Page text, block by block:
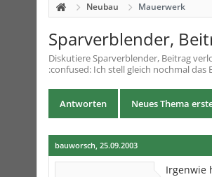
Neubau Mauerwerk
Sparverblender,
DiskutiereSparverblender, Beitrag
:confused: Ich stell gleich nochmal das
Antworten Neues Thema
bauworsch, 25.09.2003
Irgenwie